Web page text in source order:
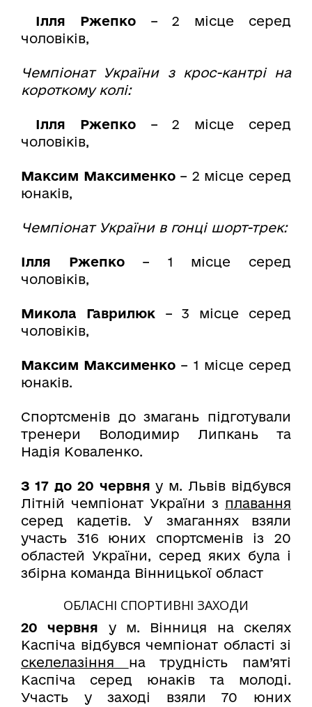
Ілля Ржепко– 2 місце серед
чоловіків,
Чемпіонат України з крос-кантрі на
короткому колі:
Ілля Ржепко– 2 місце серед
чоловіків,
Максим Максименко– 2 місце серед
юнаків,
Чемпіонат України в гонці шорт-трек:
Ілля Ржепко– 1 місце серед
чоловіків,
Микола Гаврилюк– 3 місце серед
чоловіків,
Максим Максименко – 1 місце серед
юнаків.
Спортсменів до змагань підготували
тренери Володимир Липкань та
Надія Коваленко.
З 17 до 20 червняу м. Львів відбувся
Літній чемпіонат України з плавання
серед кадетів. У змаганнях взяли
участь 316 юних спортсменів із 20
областей України, серед яких була і
збірна команда Вінницької област
ОБЛАСНІ СПОРТИВНІ ЗАХОДИ
20 червня у м. Вінниця на скелях
Каспіча відбувся чемпіонат області зі
скелелазіння на трудність пам’яті
Каспіча серед юнаків та молоді.
Участь у заході взяли 70 юних